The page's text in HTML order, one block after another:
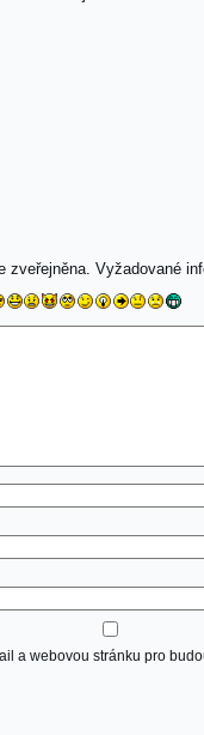
zveřejněna. Vyžadované
a webovou stránku pro